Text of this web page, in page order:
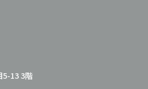
5-13 3階